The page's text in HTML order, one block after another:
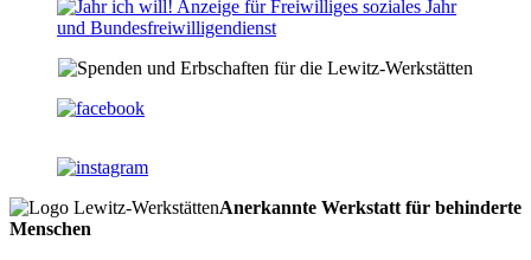
Anerkannte Werkstatt für behinderte
Menschen